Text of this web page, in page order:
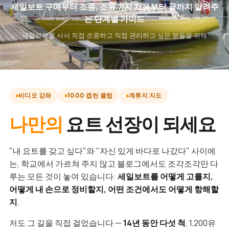
세일보트 구매부터 조종, 소유까지 처음부터 끝까지 알려주
는 단계별 가이드
세일보트를 사서 직접 조종하고 직접 관리하고 싶은 분들을 위해
비디오 강좌 1000 캡틴 클럽 계류지 지도
나만의 요트 선장이 되세요
"내 요트를 갖고 싶다"와 "자신 있게 바다로 나갔다" 사이에
는, 학교에서 가르쳐 주지 않고 블로그에서도 조각조각만 다
루는 모든 것이 놓여 있습니다: 세일보트를 어떻게 고를지,
어떻게 내 손으로 정비할지, 어떤 조건에서도 어떻게 항해할
지.
저도 그 길을 직접 걸었습니다 — 14년 동안 다섯 척, 1,200유